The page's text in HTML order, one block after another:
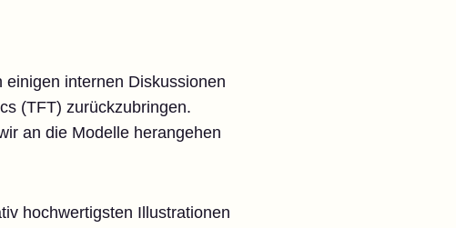
internen Diskussionen
(TFT) zurückzubringen.
an die Modelle herangehen
hochwertigsten Illustrationen